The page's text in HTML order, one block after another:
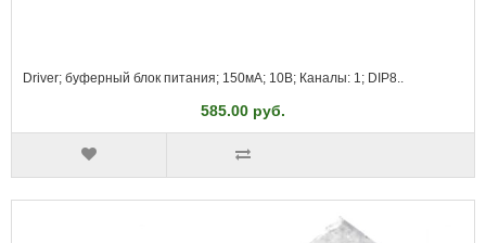
Driver; буферный блок питания; 150мА; 10В; Каналы: 1; DIP8..
585.00 руб.